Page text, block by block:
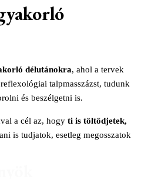
délutánokra, ahol a tervek
talpmasszázst, tudunk
és beszélgetni is.
a cél az, hogy ti is töltődjetek,
is tudjatok, esetleg megosszatok